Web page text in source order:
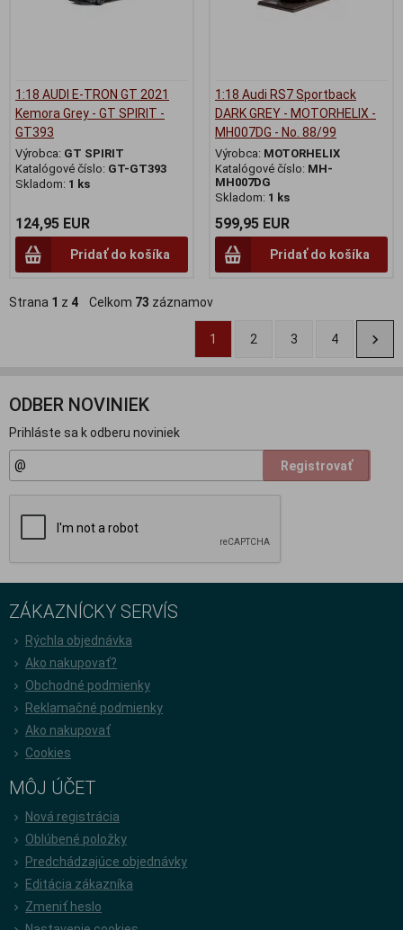
1:18 AUDI E-TRON GT 2021
Kemora Grey - GT SPIRIT -
GT393
Výrobca: GT SPIRIT
Katalógové číslo: GT-GT393
Skladom: 1 ks
124,95 EUR
Pridať do košíka
1:18 Audi RS7 Sportback
DARK GREY - MOTORHELIX -
MH007DG - No. 88/99
Výrobca: MOTORHELIX
Katalógové číslo: MH-
MH007DG
Skladom: 1 ks
599,95 EUR
Pridať do košíka
Strana 1 z 4 Celkom 73 záznamov
1 2 3 4
ODBER NOVINIEK
Prihláste sa k odberu noviniek
Registrovať
ZÁKAZNÍCKY SERVÍS
Rýchla objednávka
Ako nakupovať?
Obchodné podmienky
Reklamačné podmienky
Ako nakupovať
Cookies
MÔJ ÚČET
Nová registrácia
Oblúbené položky
Predchádzajúce objednávky
Editácia zákazníka
Zmeniť heslo